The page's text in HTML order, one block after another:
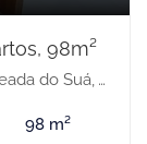
98m²
Vitória-ES
98 m²